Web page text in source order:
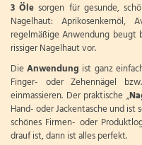
3 Öle sorgen für gesunde,
Nagelhaut: Aprikosenkernöl,
regelmäßige Anwendung beugt
rissiger Nagelhaut vor.
DieAnwendung ist ganz
Finger- oder Zehennägel
einmassieren. Der praktische „
Hand- oder Jackentasche und
schönes Firmen- oder
drauf ist, dann ist alles perfekt.